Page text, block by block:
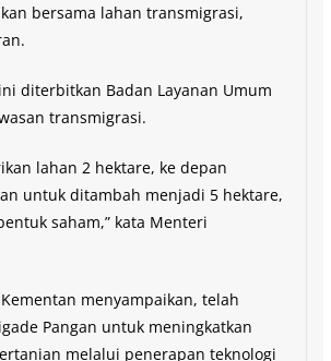
bersama lahan transmigrasi,
diterbitkan Badan Layanan Umum
transmigrasi.
lahan 2 hektare, ke depan
untuk ditambah menjadi 5 hektare,
saham,” kata Menteri
menyampaikan, telah
Pangan untuk meningkatkan
melalui penerapan teknologi